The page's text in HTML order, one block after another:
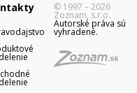
© 1997 – 2026
Zoznam, s.r.o.
Autorské práva sú
vyhradené.